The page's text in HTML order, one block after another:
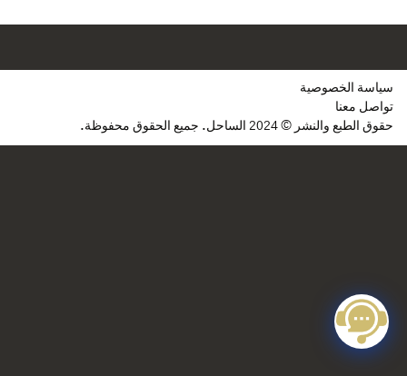
سياسة الخصوصية
تواصل معنا
حقوق الطبع والنشر © 2024 الساحل. جميع الحقوق محفوظة.